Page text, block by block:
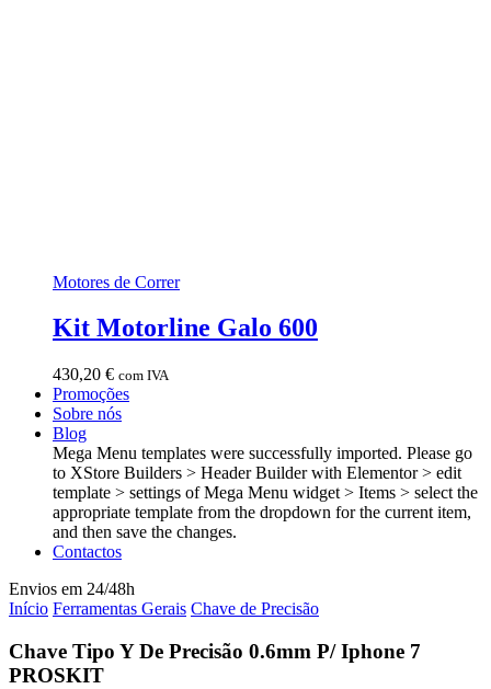
Motores de Correr
Kit Motorline Galo 600
430,20 € com IVA
Promoções
Sobre nós
Blog
Mega Menu templates were successfully imported. Please go
to XStore Builders > Header Builder with Elementor > edit
template > settings of Mega Menu widget > Items > select the
appropriate template from the dropdown for the current item,
and then save the changes.
Contactos
Envios em 24/48h
Início Ferramentas Gerais Chave de Precisão
Chave Tipo Y De Precisão 0.6mm P/ Iphone 7
PROSKIT